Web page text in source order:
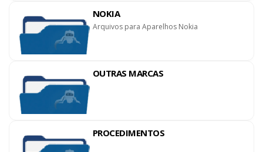
NOKIA
Arquivos para Aparelhos Nokia
OUTRAS MARCAS
PROCEDIMENTOS